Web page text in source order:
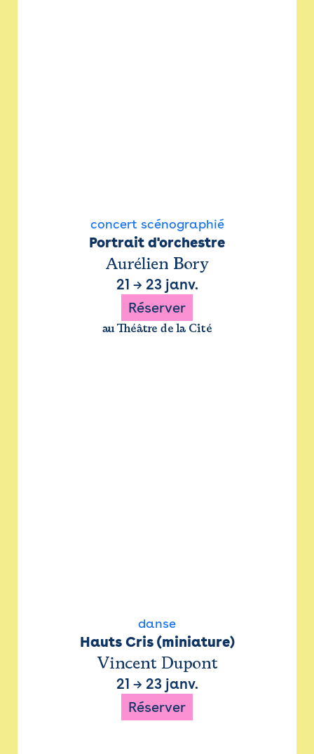
concert scénographié
Portrait d'orchestre
Aurélien Bory
21 → 23 janv.
Réserver
au Théâtre de la Cité
danse
Hauts Cris (miniature)
Vincent Dupont
21 → 23 janv.
Réserver